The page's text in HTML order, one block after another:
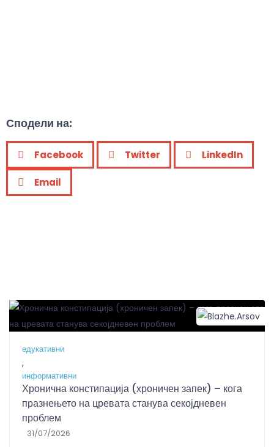
Сподели на:
Facebook Twitter LinkedIn
Email
едукативни
,
информативни
Хронична констипација (хроничен запек) – кога
празнењето на цревата станува секојдневен
проблем
31/07/2026